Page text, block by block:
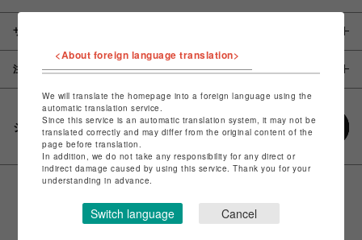
サイズ
注意事項
シェアする
<About foreign language translation>
We will translate the homepage into a foreign language using the
automatic translation service.
Since this service is an automatic translation system, it may not be
translated correctly and may differ from the original content of the
page before translation.
In addition, we do not take any responsibility for any direct or
indirect damage caused by using this service. Thank you for your
understanding in advance.
Switch language Cancel